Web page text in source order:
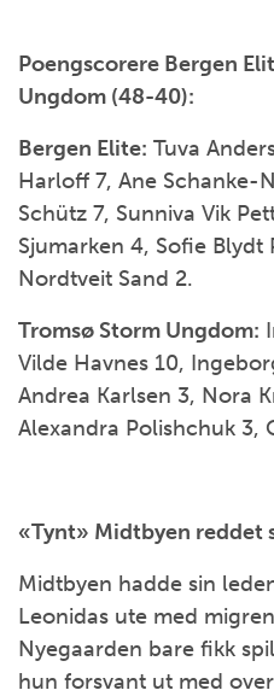
Poengscorere Bergen
Ungdom (48-40):
Bergen Elite: Tuva
Harloff 7, Ane Schanke-
Schütz 7, Sunniva Vik
Sjumarken 4, Sofie Blydt
Nordtveit Sand 2.
Tromsø Storm Ungdom:
Vilde Havnes 10,
Andrea Karlsen 3, Nora
Alexandra Polishchuk 3,
«Tynt» Midtbyen reddet
Midtbyen hadde sin
Leonidas ute med
Nyegaarden bare fikk
hun forsvant ut med